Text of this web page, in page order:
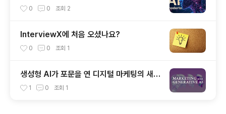
0 0 조회 2
InterviewX에 처음 오셨나요?
0 0 조회 1
생성형 AI가 포문을 연 디지털 마케팅의 새로
운 지평
1 0 조회 1